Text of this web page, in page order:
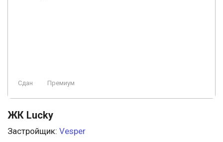
Сдан Премиум
ЖК Lucky
Застройщик: Vesper